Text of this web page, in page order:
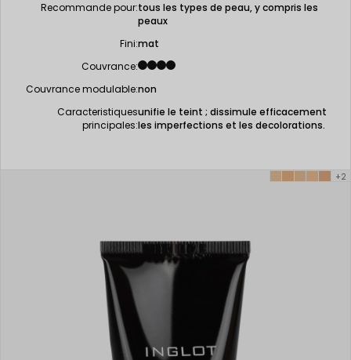
Recommande pour:tous les types de peau, y compris les
peaux
Fini:mat
Couvrance:
Couvrance modulable:non
Caracteristiques
principales:
unifie le teint ; dissimule efficacement
les imperfections et les decolorations.
+2